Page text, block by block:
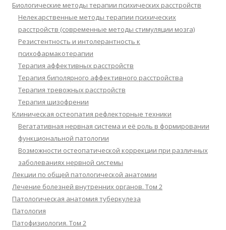
Биологические методы терапии психических расстройств
Нелекарственные методы терапии психических
расстройств (современные методы стимуляции мозга)
Резистентность и интолерантность к
психофармакотерапии
Терапия аффективных расстройств
Терапия биполярного аффективного расстройства
Терапия тревожных расстройств
Терапия шизофрении
Клиническая остеопатия рефлекторные техники
Вегатативная нервная система и её роль в формировании
функциональной патологии
Возможности остеопатической коррекции при различных
заболеваниях нервной системы
Лекции по общей патологической анатомии
Лечение болезней внутренних органов. Том 2
Патологическая анатомия туберкулеза
Патология
Патофизиология. Том 2